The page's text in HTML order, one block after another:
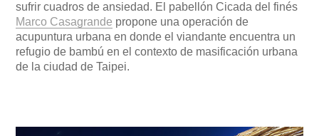
sufrir cuadros de ansiedad. El pabellón Cicada del finés
Marco Casagrande propone una operación de
acupuntura urbana en donde el viandante encuentra un
refugio de bambú en el contexto de masificación urbana
de la ciudad de Taipei.